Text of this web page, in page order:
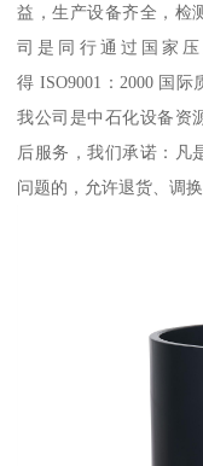
益，生产设备齐全，检
司是同行通过国家
得 ISO9001：2000 国
我公司是中石化设备资
后服务，我们承诺：凡
问题的，允许退货、调